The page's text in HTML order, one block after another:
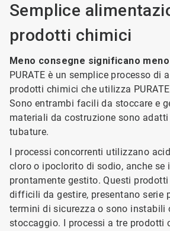
Semplice
prodotti chimici
Meno consegne significano
PURATE è un semplice processo di
prodotti chimici che utilizza
Sono entrambi facili da stoccare e
materiali da costruzione sono
tubature.
I processi concorrenti utilizzano
cloro o ipoclorito di sodio, anche se
prontamente gestito. Questi
difficili da gestire, presentano serie
termini di sicurezza o sono instabili
stoccaggio. I processi a tre prodotti